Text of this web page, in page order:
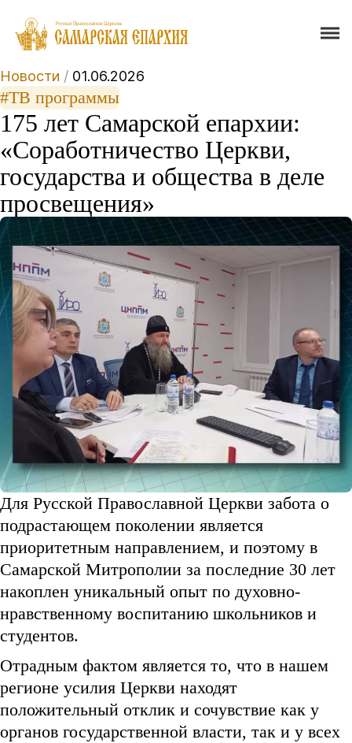
Новости / 01.06.2026
#ТВ программы
175 лет Самарской епархии:
«Соработничество Церкви,
государства и общества в деле
просвещения»
Для Русской Православной Церкви забота о
подрастающем поколении является
приоритетным направлением, и поэтому в
Самарской Митрополии за последние 30 лет
накоплен уникальный опыт по духовно-
нравственному воспитанию школьников и
студентов.
Отрадным фактом является то, что в нашем
регионе усилия Церкви находят
положительный отклик и сочувствие как у
органов государственной власти, так и у всех